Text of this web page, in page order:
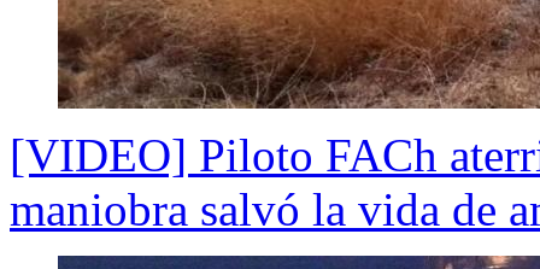
[VIDEO] Piloto FACh
maniobra salvó la vida de